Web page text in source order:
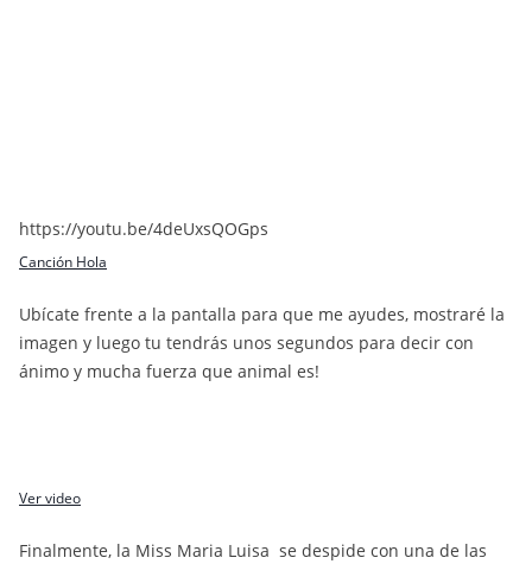
https://youtu.be/4deUxsQOGps
Canción Hola
Ubícate frente a la pantalla para que me ayudes, mostraré la
imagen y luego tu tendrás unos segundos para decir con
ánimo y mucha fuerza que animal es!
Ver video
Finalmente, la Miss Maria Luisa se despide con una de las